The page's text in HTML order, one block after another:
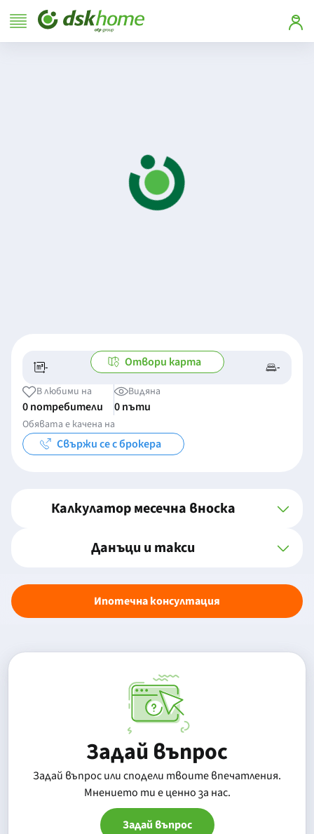
- -/- -
Отвори карта
В любими на
0 потребители
Видяна
0 пъти
Обявата е качена на
Свържи се с брокера
Калкулатор месечна вноска
Данъци и такси
Ипотечна консултация
Задай въпрос
Задай въпрос или сподели твоите впечатления.
Mнението ти е ценно за нас.
Задай въпрос